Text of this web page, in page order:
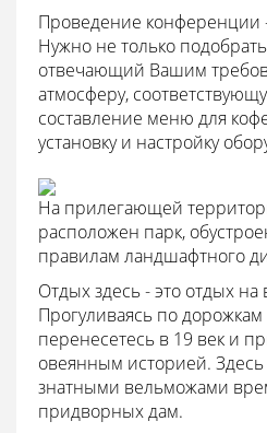
Проведение конференции
Нужно не только
отвечающий Вашим
атмосферу,
составление меню для
установку и настройку
На прилегающей
расположен парк,
правилам ландшафтного
Отдых здесь - это отдых
Прогуливаясь по
перенесетесь в 19 век и
овеянным историей. Здесь
знатными вельможами
придворных дам.